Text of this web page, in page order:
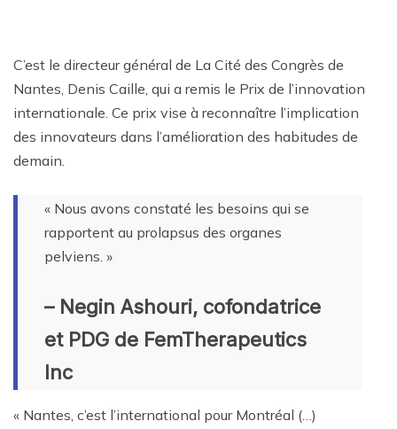
C’est le directeur général de La Cité des Congrès de
Nantes, Denis Caille, qui a remis le Prix de l’innovation
internationale. Ce prix vise à reconnaître l’implication
des innovateurs dans l’amélioration des habitudes de
demain.
« Nous avons constaté les besoins qui se
rapportent au prolapsus des organes
pelviens. »
– Negin Ashouri, cofondatrice
et PDG de FemTherapeutics
Inc
« Nantes, c’est l’international pour Montréal (…)